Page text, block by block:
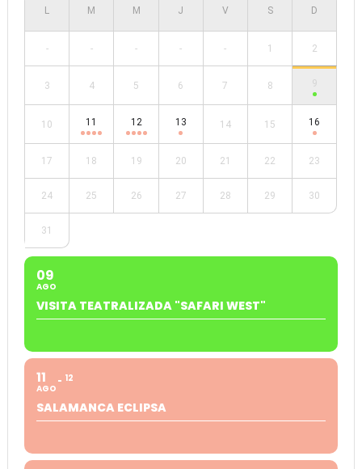
- - - - - 1 2
3 4 5 6 7 8 9
10 11 12 13 14 15 16
17 18 19 20 21 22 23
24 25 26 27 28 29 30
31
09
AGO
VISITA TEATRALIZADA "SAFARI WEST"
11
AGO
12
SALAMANCA ECLIPSA